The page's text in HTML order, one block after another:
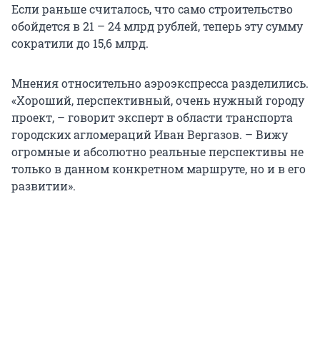
Если раньше считалось, что само строительство
обойдется в 21 – 24 млрд рублей, теперь эту сумму
сократили до 15,6 млрд.
Мнения относительно аэроэкспресса разделились.
«Хороший, перспективный, очень нужный городу
проект, – говорит эксперт в области транспорта
городских агломераций Иван Вергазов. – Вижу
огромные и абсолютно реальные перспективы не
только в данном конкретном маршруте, но и в его
развитии».